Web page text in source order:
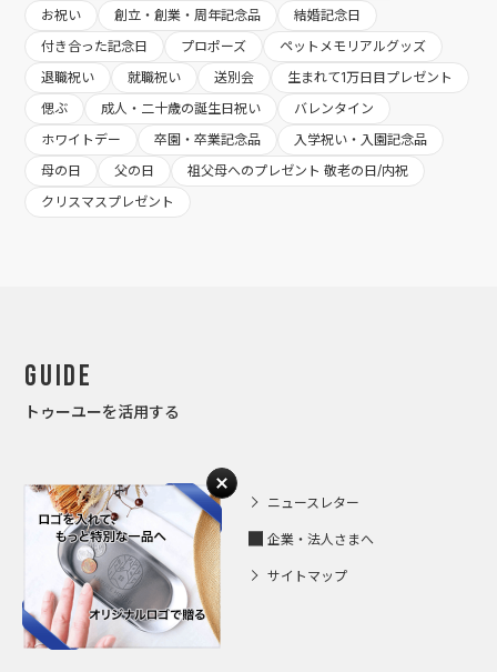
お祝い
創立・創業・周年記念品
結婚記念日
付き合った記念日
プロポーズ
ペットメモリアルグッズ
退職祝い
就職祝い 送別会
生まれて1万日目プレゼント
偲ぶ
成人・二十歳の誕生日祝い
バレンタイン
ホワイトデー
卒園・卒業記念品
入学祝い・入園記念品
母の日
父の日
祖父母へのプレゼント 敬老の日/内祝
クリスマスプレゼント
Guide
トゥーユーを活用する
人気ランキング ニュースレター
お客さまの声 企業・法人さまへ
マナー Ｑ＆Ａ サイトマップ